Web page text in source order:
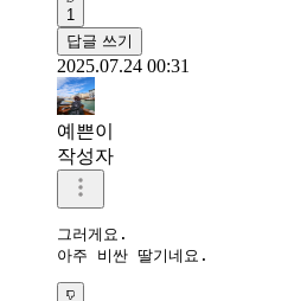
1
답글 쓰기
2025.07.24 00:31
예쁜이
작성자
그러게요.
아주 비싼 딸기네요.